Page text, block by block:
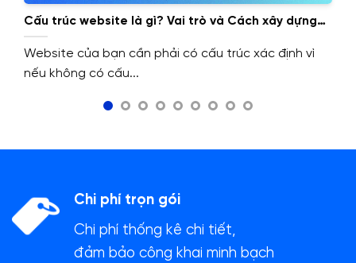
Cấu trúc website là gì? Vai trò và Cách xây dựng
cấu trúc website.
Website của bạn cần phải có cấu trúc xác định vì
nếu không có cấu...
Chi phí trọn gói
Chi phí thống kê chi tiết,
đảm bảo công khai minh bạch